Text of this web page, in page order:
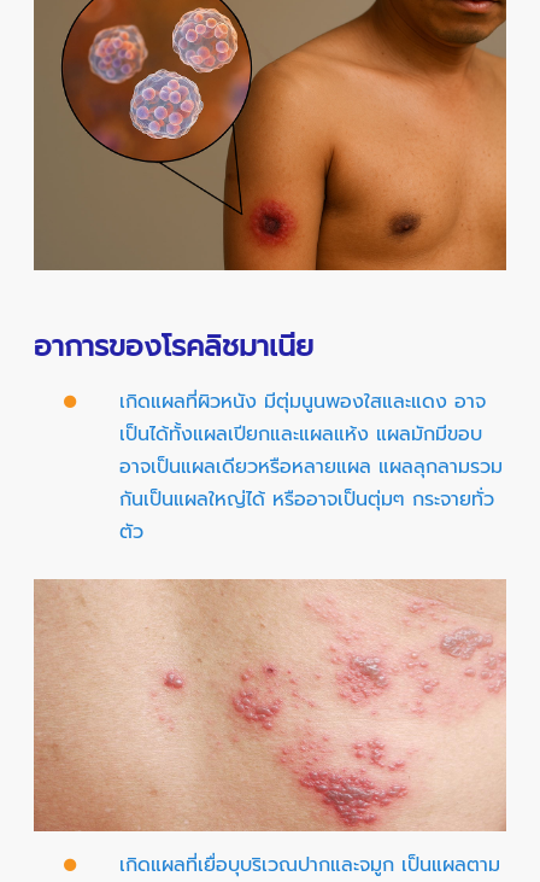
อาการของโรคลิชมาเนีย
เกิดแผลที่ผิวหนัง มีตุ่มนูนพองใสและแดง อาจ
เป็นได้ทั้งแผลเปียกและแผลแห้ง แผลมักมีขอบ
อาจเป็นแผลเดียวหรือหลายแผล แผลลุกลามรวม
กันเป็นแผลใหญ่ได้ หรืออาจเป็นตุ่มๆ กระจายทั่ว
ตัว
เกิดแผลที่เยื่อบุบริเวณปากและจมูก เป็นแผลตาม